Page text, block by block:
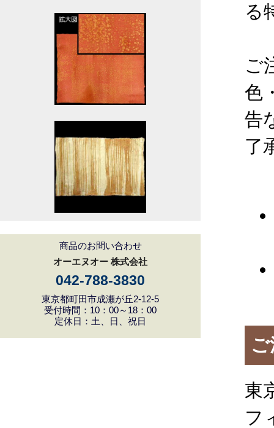
商品のお問い合わせ
オーエヌオー 株式会社
042-788-3830
東京都町田市成瀬が丘2-12-5
受付時間：10：00～18：00
定休日：土、日、祝日
る
ご
色
告
了
東
フ